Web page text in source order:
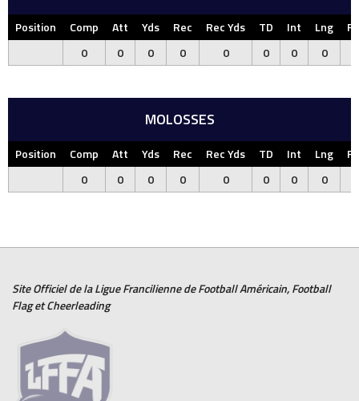
Position Comp Att Yds Rec Rec Yds TD Int Lng
0
0 0 0 0 0 0 0
MOLOSSES
Position Comp Att Yds Rec Rec Yds TD Int Lng
0
0 0 0 0 0 0 0
Site Officiel de la Ligue Francilienne deFootball Américain,Football
FlagetCheerleading